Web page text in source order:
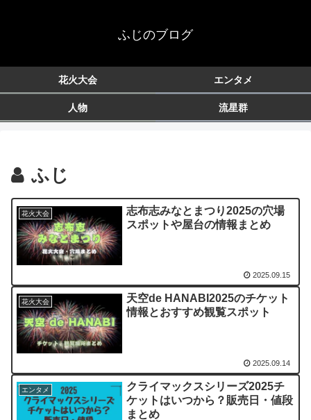
ふじのブログ
花火大会 エンタメ
人物 流星群
ふじ
花火大会
志布志みなとまつり2025の穴場
スポットや屋台の情報まとめ
2025.09.15
花火大会
天空de HANABI2025のチケット
情報とおすすめ観覧スポット
2025.09.14
エンタメ
クライマックスシリーズ2025チ
ケットはいつから？販売日・値段
まとめ